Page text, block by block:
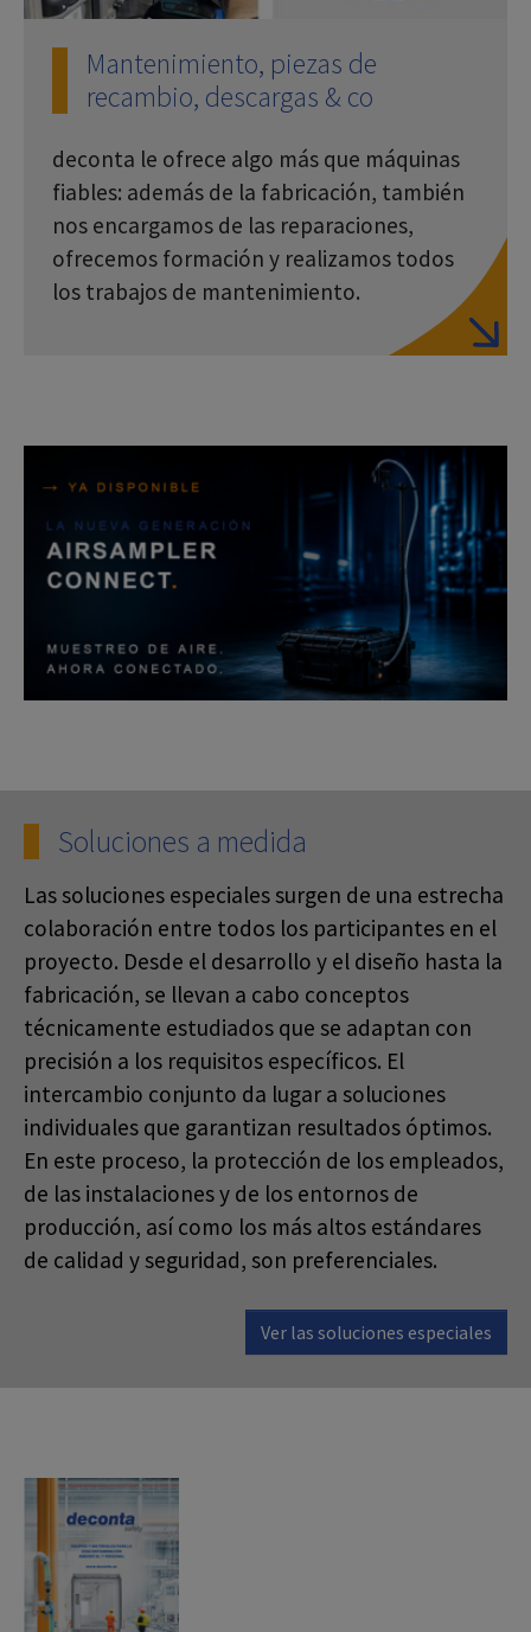
Mantenimiento, piezas de
recambio, descargas & co
deconta le ofrece algo más que máquinas
fiables: además de la fabricación, también
nos encargamos de las reparaciones,
ofrecemos formación y realizamos todos
los trabajos de mantenimiento.
Soluciones a medida
Las soluciones especiales surgen de una estrecha
colaboración entre todos los participantes en el
proyecto. Desde el desarrollo y el diseño hasta la
fabricación, se llevan a cabo conceptos
técnicamente estudiados que se adaptan con
precisión a los requisitos específicos. El
intercambio conjunto da lugar a soluciones
individuales que garantizan resultados óptimos.
En este proceso, la protección de los empleados,
de las instalaciones y de los entornos de
producción, así como los más altos estándares
de calidad y seguridad, son preferenciales.
Ver las soluciones especiales